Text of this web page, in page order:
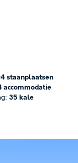
staanplaatsen
accommodatie
35 kale